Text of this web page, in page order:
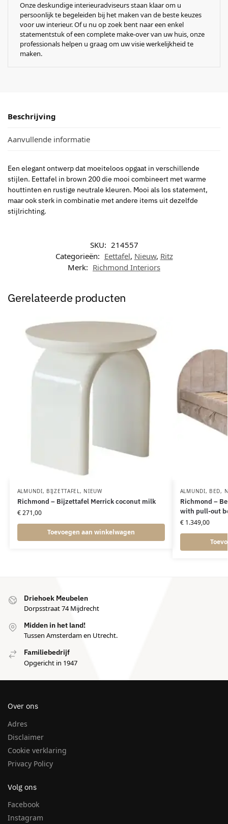
Onze deskundige interieuradviseurs staan klaar om u
persoonlijk te begeleiden bij het maken van de beste keuzes
voor uw interieur. Of u nu op zoek bent naar een enkel
statementstuk of een complete make-over van uw huis, onze
professionals helpen u graag om uw visie werkelijkheid te
maken.
Beschrijving
Aanvullende informatie
Een elegant ontwerp dat moeiteloos opgaat in verschillende
stijlen. Eettafel in brown 200 die mooi combineert met warme
houttinten en rustige neutrale kleuren. Mooi als los statement,
maar ook sterk in combinatie met andere items uit dezelfde
stijlrichting.
SKU: 214557
Categorieën: Eettafel, Nieuw, Ritz
Merk: Richmond Interiors
Gerelateerde producten
ALMUNDI, BIJZETTAFEL , NIEUW
Richmond – Bijzettafel Merrick coconut milk
€271,00
Toevoegen aan winkelwagen
ALMUNDI, BED,
Richmond –
with pull-out
€1.349,00
Driehoek Meubelen
Dorpsstraat 74 Mijdrecht
Midden in het land!
Tussen Amsterdam en Utrecht.
Familiebedrijf
Opgericht in 1947
Over ons
Adres
Disclaimer
Cookie verklaring
Privacy Policy
Volg ons
Facebook
Instagram